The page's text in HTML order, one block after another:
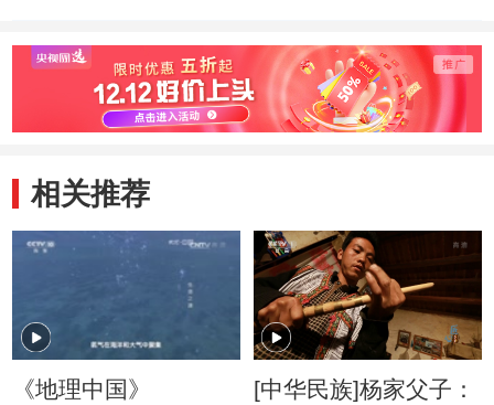
相关推荐
《地理中国》
[中华民族]杨家父子：